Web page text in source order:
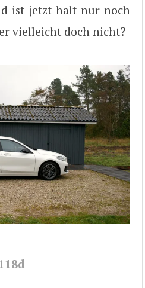
ist jetzt halt nur noch
vielleicht doch nicht?